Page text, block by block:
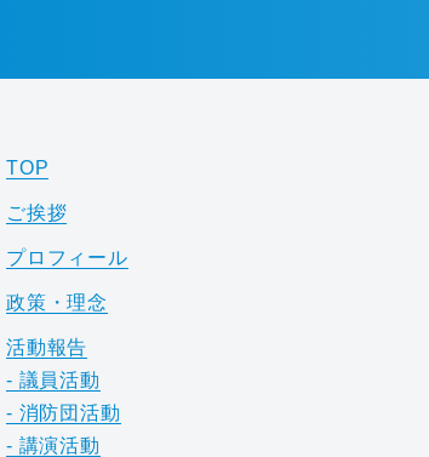
TOP
ご挨拶
プロフィール
政策・理念
活動報告
- 議員活動
- 消防団活動
- 講演活動